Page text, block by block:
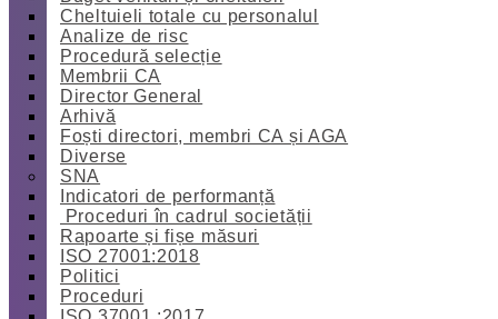
Cheltuieli totale cu personalul
Analize de risc
Procedură selecție
Membrii CA
Director General
Arhivă
Foști directori, membri CA și AGA
Diverse
SNA
Indicatori de performanță
Proceduri în cadrul societății
Rapoarte și fișe măsuri
ISO 27001:2018
Politici
Proceduri